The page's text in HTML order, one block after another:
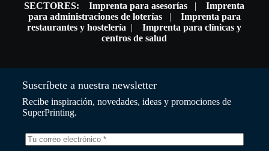
SECTORES: Imprenta para asesorías |Imprenta
para administraciones de loterías| Imprenta para
restaurantes y hostelería |Imprenta para clínicas y
centros de salud
Suscríbete a nuestra newsletter
Recibe inspiración, novedades, ideas y promociones de
SuperPrinting.